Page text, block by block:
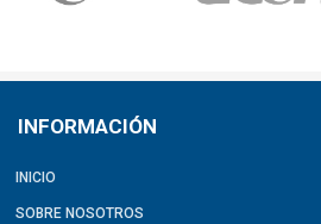
INFORMACIÓN
INICIO
SOBRE NOSOTROS